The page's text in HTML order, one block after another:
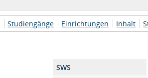
Studiengänge Einrichtungen Inhalt
SWS